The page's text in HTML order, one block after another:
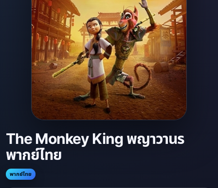
The Monkey King พญาวานร
พากย์ไทย
พากย์ไทย